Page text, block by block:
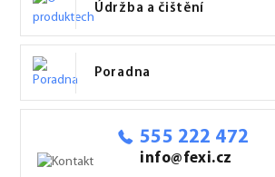
Údržba a čištění
Poradna
555 222 472
info@fexi.cz